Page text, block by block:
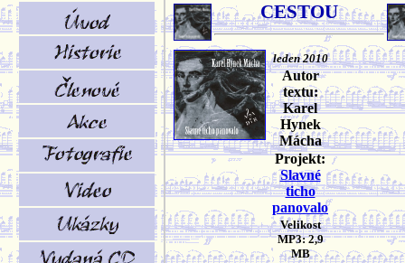
CESTOU
leden 2010
Autor
textu:
Karel
Hynek
Mácha
Projekt:
Slavné
ticho
panovalo
Velikost
MP3: 2,9
MB